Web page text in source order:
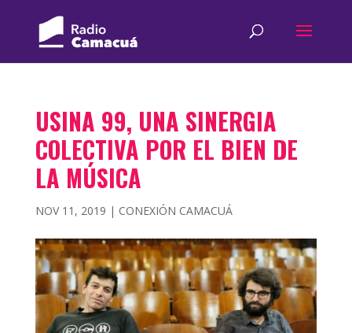
USINA 99, UNA SINERGIA
COLECTIVA POR EL BIEN DE
LA MÚSICA
NOV 11, 2019 | CONEXIÓN CAMACUÁ